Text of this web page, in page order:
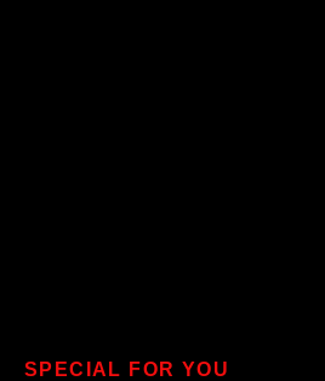
SPECIAL FOR YOU